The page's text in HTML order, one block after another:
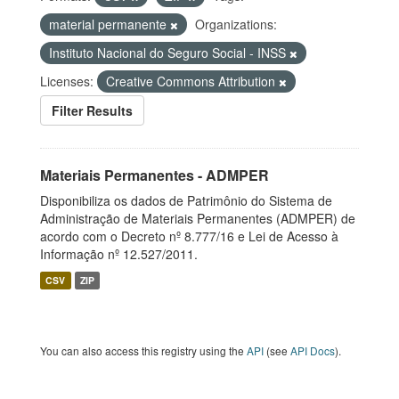
material permanente
Organizations:
Instituto Nacional do Seguro Social - INSS
Licenses:
Creative Commons Attribution
Filter Results
Materiais Permanentes - ADMPER
Disponibiliza os dados de Patrimônio do Sistema de
Administração de Materiais Permanentes (ADMPER) de
acordo com o Decreto nº 8.777/16 e Lei de Acesso à
Informação nº 12.527/2011.
CSV ZIP
You can also access this registry using the API (see API Docs).